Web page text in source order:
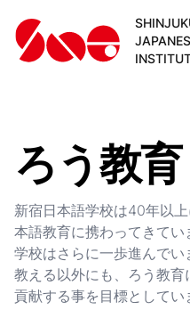
ろう教育
新宿日本語学校は40年以
本語教育に携わってきて
学校はさらに一歩進んで
教える以外にも、ろう教
貢献する事を目標としてい